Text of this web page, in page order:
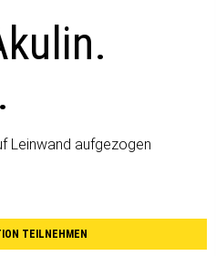
Leinwand aufgezogen
TEILNEHMEN